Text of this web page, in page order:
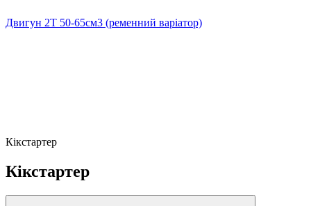
Двигун 2Т 50-65см3 (ременний варіатор)
Кікстартер
Кікстартер